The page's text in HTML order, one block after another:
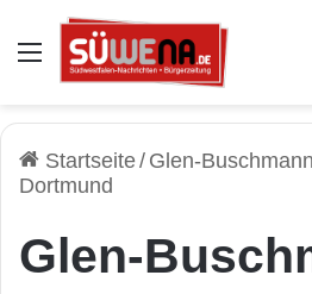
Auswahl
Startseite/ Glen-
Dortmund
Glen-